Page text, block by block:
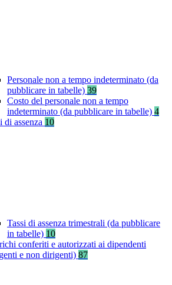
Personale non a tempo indeterminato (da
pubblicare in tabelle) 39
Costo del personale non a tempo
indeterminato (da pubblicare in tabelle) 4
di assenza 10
Tassi di assenza trimestrali (da pubblicare
in tabelle) 10
conferiti e autorizzati ai dipendenti
e non dirigenti) 87